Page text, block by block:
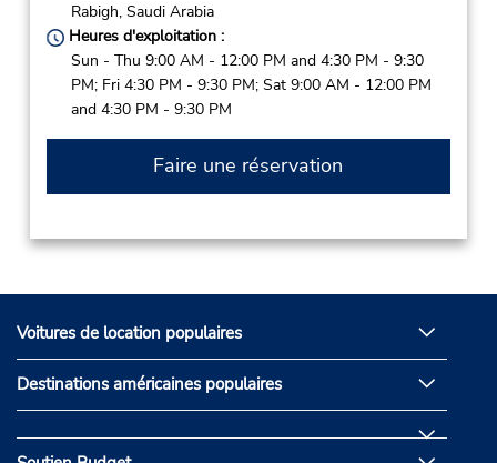
Rabigh, Saudi Arabia
Heures d'exploitation :
Sun - Thu 9:00 AM - 12:00 PM and 4:30 PM - 9:30
PM; Fri 4:30 PM - 9:30 PM; Sat 9:00 AM - 12:00 PM
and 4:30 PM - 9:30 PM
Faire une réservation
Voitures de location populaires
Destinations américaines populaires